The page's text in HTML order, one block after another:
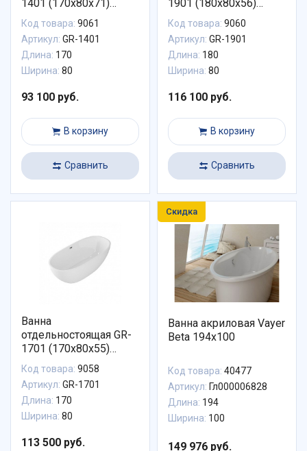
1401 (170x80x71)
GROSSMAN
Код товара: 9061
Артикул: GR-1401
Длина: 170
Ширина: 80
93 100 руб.
В корзину
Сравнить
1901 (180x80x56)
GROSSMAN
Код товара: 9060
Артикул: GR-1901
Длина: 180
Ширина: 80
116 100 руб.
В корзину
Сравнить
Ванна
отдельностоящая GR-
1701 (170x80x55)
GROSSMAN
Код товара: 9058
Артикул: GR-1701
Длина: 170
Ширина: 80
113 500 руб.
Скидка
Ванна акриловая Vayer
Beta 194x100
Код товара: 40477
Артикул: Гл000006828
Длина: 194
Ширина: 100
149 976 руб.